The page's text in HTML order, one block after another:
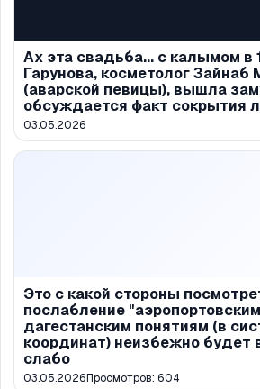
Ах эта свадьба... с калымом в
Гарунова, косметолог Зайнаб
(аварской певицы), вышла
обсуждается факт сокрытия
03.05.2026
Это с какой стороны
послабление
дагестанским понятиям (в
координат) неизбежно будет
слабо
03.05.2026Просмотров: 604